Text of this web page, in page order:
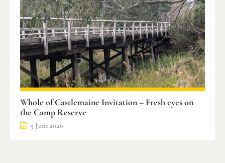
Whole of Castlemaine Invitation – Fresh eyes on
the Camp Reserve
5 June 2026